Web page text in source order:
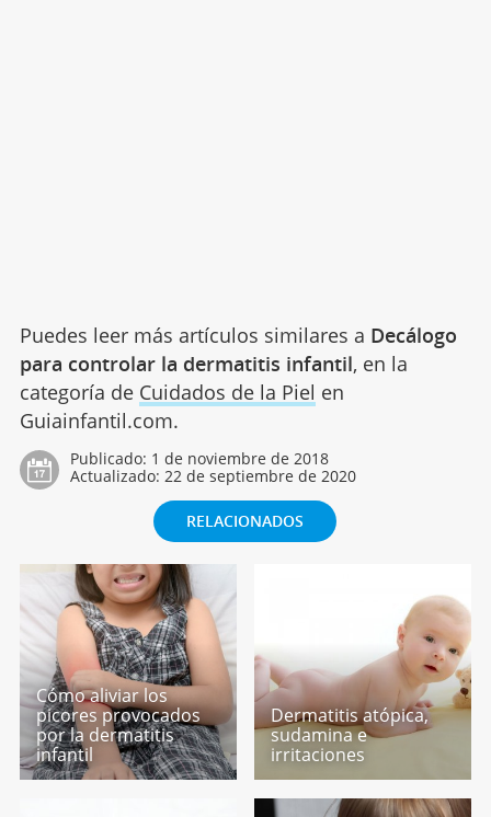
Puedes leer más artículos similares a Decálogo
para controlar la dermatitis infantil, en la
categoría de Cuidados de la Piel en
Guiainfantil.com.
Publicado: 1 de noviembre de 2018
Actualizado: 22 de septiembre de 2020
RELACIONADOS
Cómo aliviar los
picores provocados
por la dermatitis
infantil
Dermatitis atópica,
sudamina e
irritaciones